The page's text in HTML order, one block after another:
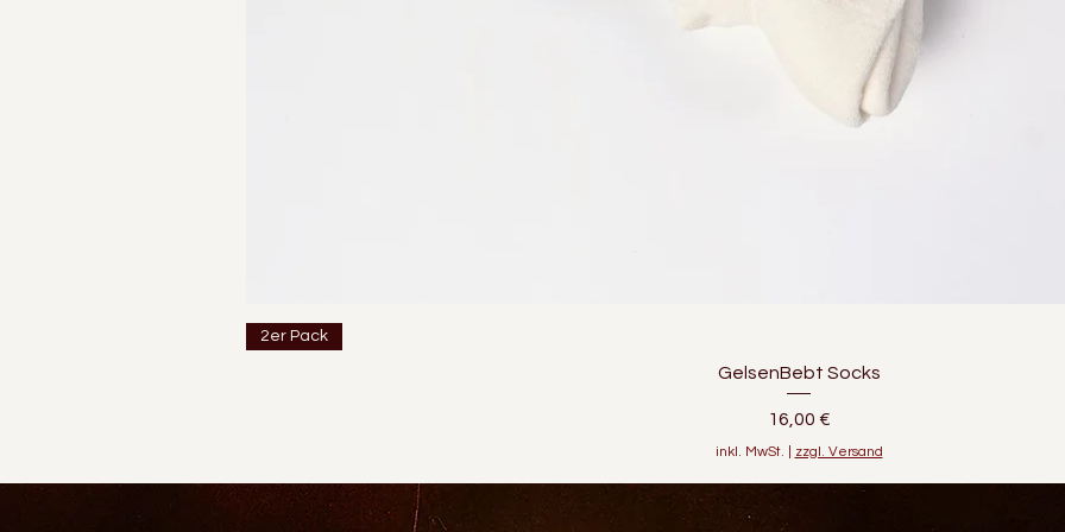
2er Pack
GelsenBebt Socks
Preis
16,00 €
inkl. MwSt. zzgl. Versand